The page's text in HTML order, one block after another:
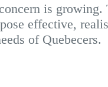
is
effective,
of Quebecers.